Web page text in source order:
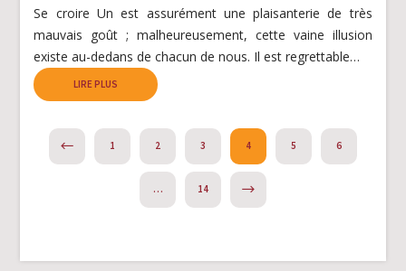
Se croire Un est assurément une plaisanterie de très
mauvais goût ; malheureusement, cette vaine illusion
existe au-dedans de chacun de nous. Il est regrettable…
LIRE PLUS
PREVIOUS1 2 3 4 5 6
… 14